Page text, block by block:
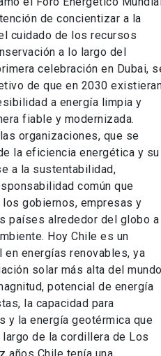
de concientizar a la
cuidado de los recursos
a lo largo del
celebración en Dubai,
de que en 2030
a energía limpia y
fiable y modernizada.
organizaciones, que se
la eficiencia energética y su
a la sustentabilidad,
común que
gobiernos, empresas y
países alrededor del globo a
Hoy Chile es un
en energías renovables, ya
solar más alta del
potencial de energía
la capacidad para
y la energía geotérmica que
largo de la cordillera de Los